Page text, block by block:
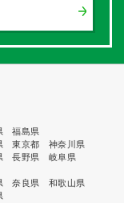
福島県
東京都
神奈川県
長野県
岐阜県
奈良県
和歌山県